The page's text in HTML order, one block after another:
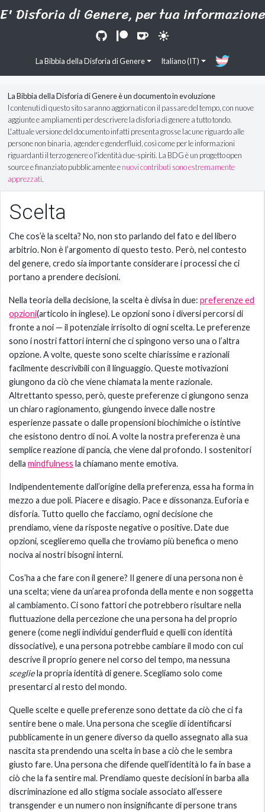
E' Disforia di Genere, per tua informazione
La Bibbia della Disforia di Genere Italiano (IT)
La Bibbia della Disforia di Genere è un documento in evoluzione
I contenuti di questo sito saranno aggiornati con il passare del tempo, con nuove
aggiunte e ampliamenti per descrivere la disforia di genere a tutto tondo.
L'attuale versione del documento infatti presenta grosse lacune riguardo alle
persone non binaria, agender e genderfluid, così come per le informazioni
riguardanti il terzo genere o l'identità due-spiriti. La BDG è un progetto open
source e finanziato pubblicamente enuovi contributi sono estremamente
apprezzati.
Scelta
Che cos’è la scelta? No, non sto parlando del fato e del libero
arbitrio. Non è l’argomento di questo testo. Però, nel contesto
del genere, credo sia importante considerare i processi che ci
portano a prendere decisioni.
Nella teoria della decisione, la scelta è divisa in due:preferenze ed
opzioni(articolo in inglese). Le opzioni sono i diversi percorsi di
fronte a noi — il potenziale irrisolto di ogni scelta. Le preferenze
sono i nostri fattori interni che ci spingono verso una o l’altra
opzione. A volte, queste sono scelte chiarissime e razionali
facilmente descrivibili con il linguaggio. Queste motivazioni
giungono da ciò che viene chiamata la mente razionale.
Altrettanto spesso, però, queste preferenze ci giungono senza
un chiaro ragionamento, giungendo invece dalle nostre
esperienze passate o dalle propensioni biochimiche o istintive
che esistono dentro di noi. A volte la nostra preferenza è una
semplice reazione di pancia, che viene dal profondo. I sostenitori
dellamindfulness la chiamano mente emotiva.
Indipendentemente dall’origine della preferenza, essa ha forma in
mezzo a due poli. Piacere e disagio. Pace e dissonanza. Euforia e
disforia. Tutto quello che facciamo, ogni decisione che
prendiamo, viene da risposte negative o positive. Date due
opzioni, sceglieremo quella che troviamo più benefica o meno
nociva ai nostri bisogni interni.
Cos’ha a che fare con il genere? Il genere di una persona non è
una scelta; viene da un’area profonda della mente e non soggetta
al cambiamento. Ci sono fattori che potrebbero risultare nella
fluttuazione della percezione che una persona ha del proprio
genere (come negli individui genderfluid e quelli con identità
dissociative), e una persona potrebbe cambiare il modo con cui
descrive il proprio genere nel corso del tempo, ma nessuna
scegliela propria identità di genere. Scegliamo solo come
presentarci al resto del mondo.
Quelle scelte e quelle preferenze sono dettate da ciò che ci fa
sentire bene o male. Una persona che sceglie di identificarsi
pubblicamente in un genere diverso da quello assegnato alla sua
nascita sta prendendo una scelta in base a ciò che le sembra
giusto fare. Una persona che difende quell’identità lo fa in base a
ciò che la fa sentire mal. Prendiamo queste decisioni in barba alla
discriminazione ed allo stigma sociale associato all’essere
transgender e un numero non insignificante di persone trans